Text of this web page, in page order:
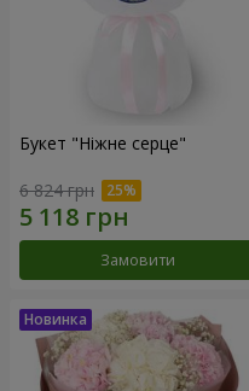
Букет "Ніжне серце"
6 824 грн
Замовити